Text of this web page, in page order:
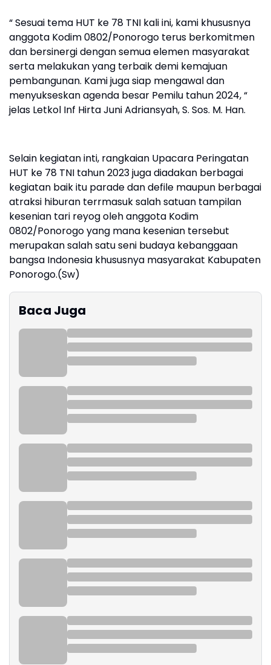
“ Sesuai tema HUT ke 78 TNI kali ini, kami khususnya
anggota Kodim 0802/Ponorogo terus berkomitmen
dan bersinergi dengan semua elemen masyarakat
serta melakukan yang terbaik demi kemajuan
pembangunan. Kami juga siap mengawal dan
menyukseskan agenda besar Pemilu tahun 2024, “
jelas Letkol Inf Hirta Juni Adriansyah, S. Sos. M. Han.
Selain kegiatan inti, rangkaian Upacara Peringatan
HUT ke 78 TNI tahun 2023 juga diadakan berbagai
kegiatan baik itu parade dan defile maupun berbagai
atraksi hiburan terrmasuk salah satuan tampilan
kesenian tari reyog oleh anggota Kodim
0802/Ponorogo yang mana kesenian tersebut
merupakan salah satu seni budaya kebanggaan
bangsa Indonesia khususnya masyarakat Kabupaten
Ponorogo.(Sw)
Baca Juga